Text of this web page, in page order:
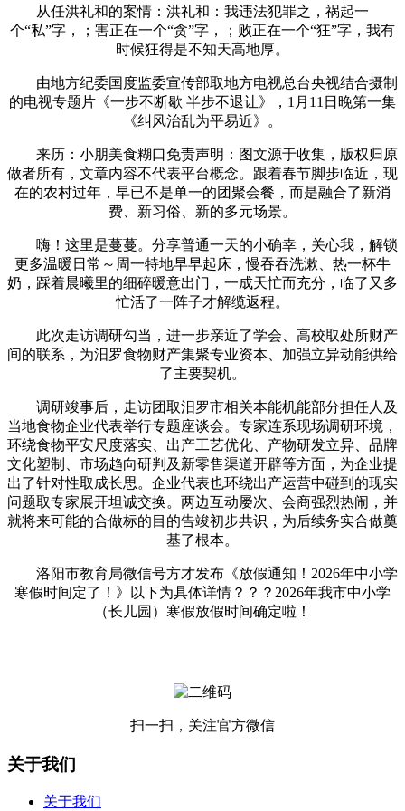
从任洪礼和的案情：洪礼和：我违法犯罪之，祸起一
个“私”字，；害正在一个“贪”字，；败正在一个“狂”字，我有
时候狂得是不知天高地厚。
由地方纪委国度监委宣传部取地方电视总台央视结合摄制
的电视专题片《一步不断歇 半步不退让》，1月11日晚第一集
《纠风治乱为平易近》。
来历：小朋美食糊口免责声明：图文源于收集，版权归原
做者所有，文章内容不代表平台概念。跟着春节脚步临近，现
在的农村过年，早已不是单一的团聚会餐，而是融合了新消
费、新习俗、新的多元场景。
嗨！这里是蔓蔓。分享普通一天的小确幸，关心我，解锁
更多温暖日常～周一特地早早起床，慢吞吞洗漱、热一杯牛
奶，踩着晨曦里的细碎暖意出门，一成天忙而充分，临了又多
忙活了一阵子才解缆返程。
此次走访调研勾当，进一步亲近了学会、高校取处所财产
间的联系，为汨罗食物财产集聚专业资本、加强立异动能供给
了主要契机。
调研竣事后，走访团取汨罗市相关本能机能部分担任人及
当地食物企业代表举行专题座谈会。专家连系现场调研环境，
环绕食物平安尺度落实、出产工艺优化、产物研发立异、品牌
文化塑制、市场趋向研判及新零售渠道开辟等方面，为企业提
出了针对性取成长思。企业代表也环绕出产运营中碰到的现实
问题取专家展开坦诚交换。两边互动屡次、会商强烈热闹，并
就将来可能的合做标的目的告竣初步共识，为后续务实合做奠
基了根本。
洛阳市教育局微信号方才发布《放假通知！2026年中小学
寒假时间定了！》以下为具体详情？？？2026年我市中小学
（长儿园）寒假放假时间确定啦！
扫一扫，关注官方微信
关于我们
关于我们